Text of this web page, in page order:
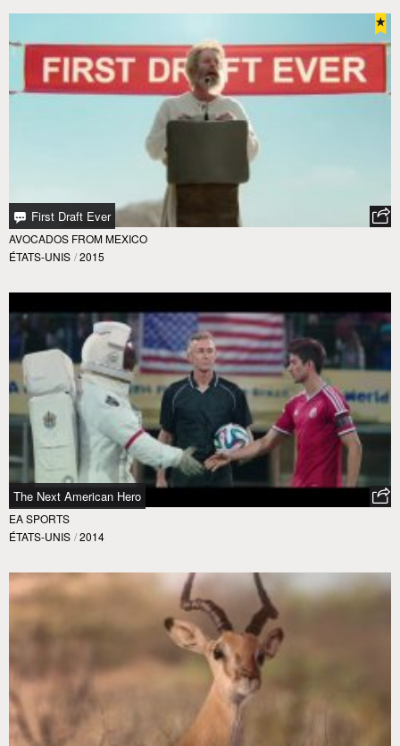
First Draft Ever
AVOCADOS FROM MEXICO
ÉTATS-UNIS / 2015
The Next American Hero
EA SPORTS
ÉTATS-UNIS / 2014